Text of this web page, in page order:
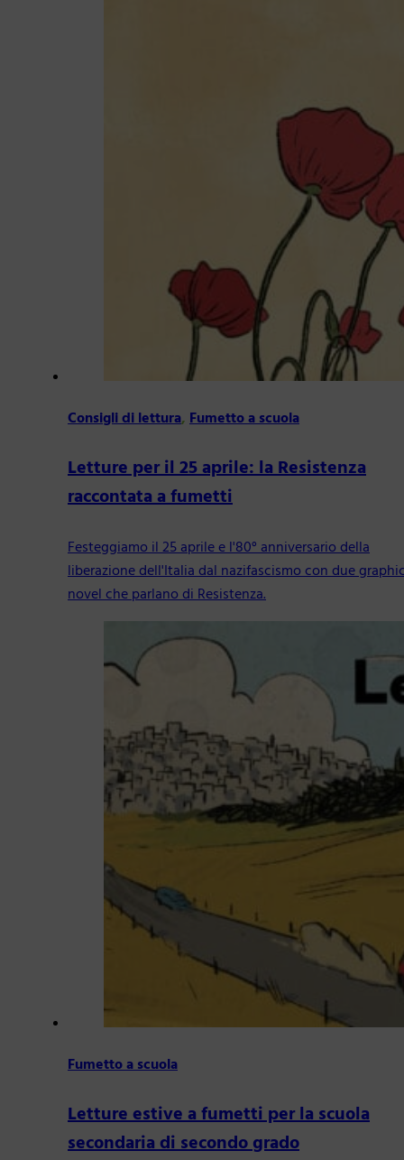
Consigli di lettura,Fumetto a scuola
Letture per il 25 aprile: la Resistenza
raccontata a fumetti
Festeggiamo il 25 aprile e l'80° anniversario della
liberazione dell'Italia dal nazifascismo con due
novel che parlano di Resistenza.
Fumetto a scuola
Letture estive a fumetti per la scuola
secondaria di secondo grado